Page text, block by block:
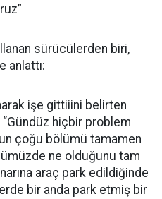
sürücülerden biri,
anlattı:
işe gittiiini belirten
hiçbir problem
çoğu bölümü tamamen
ne olduğunu tam
araç park edildiğinde
bir anda park etmiş bir